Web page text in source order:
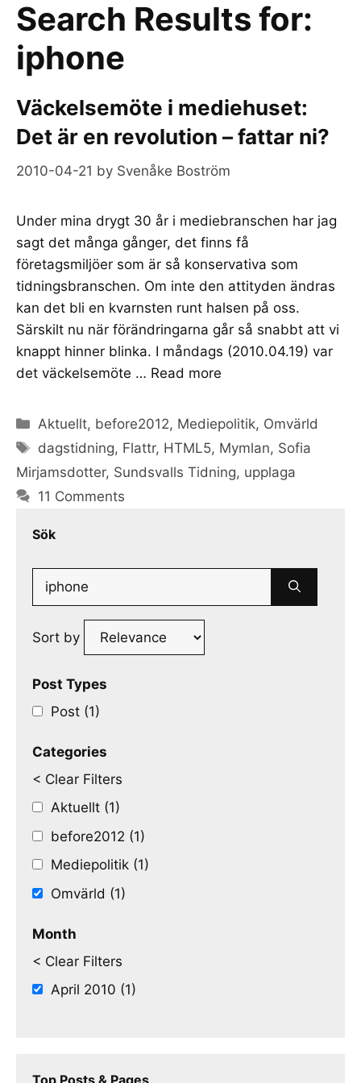
Search Results for:
iphone
Väckelsemöte i mediehuset:
Det är en revolution – fattar ni?
2010-04-21 by Svenåke Boström
Under mina drygt 30 år i mediebranschen har jag
sagt det många gånger, det finns få
företagsmiljöer som är så konservativa som
tidningsbranschen. Om inte den attityden ändras
kan det bli en kvarnsten runt halsen på oss.
Särskilt nu när förändringarna går så snabbt att vi
knappt hinner blinka. I måndags (2010.04.19) var
det väckelsemöte … Read more
Categories
Aktuellt, before2012, Mediepolitik, Omvärld
Tags
dagstidning, Flattr, HTML5, Mymlan, Sofia
Mirjamsdotter, Sundsvalls Tidning, upplaga
11 Comments
Sök
Search
for:
Sort by
Post Types
Post (1)
Categories
< Clear Filters
Aktuellt (1)
before2012 (1)
Mediepolitik (1)
Omvärld (1)
Month
< Clear Filters
April 2010 (1)
Top Posts & Pages